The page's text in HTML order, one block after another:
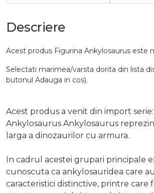
Descriere
Acest produs Figurina Ankylosaurus este
Selectati marimea/varsta dorita din lista
butonul Adauga in cos).
Acest produs a venit din import
Ankylosaurus Ankylosaurus
larga a dinozaurilor cu armura.
In cadrul acestei grupari principale
cunoscuta ca ankylosauridea care
caracteristici distinctive, printre care